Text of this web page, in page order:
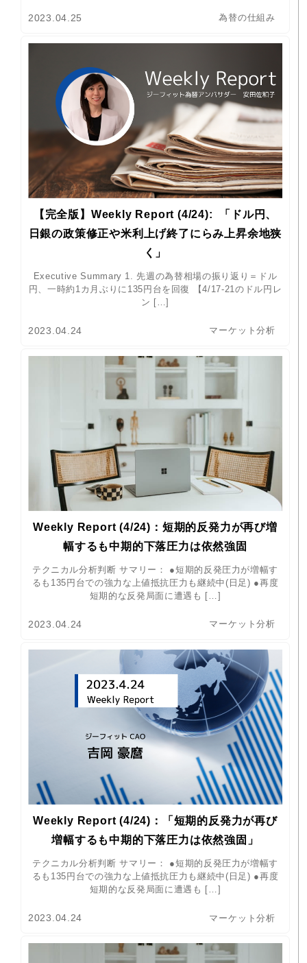
2023.04.25 為替の仕組み
【完全版】Weekly Report (4/24): 「ドル円、
日銀の政策修正や米利上げ終了にらみ上昇余地狭
く」
Executive Summary 1. 先週の為替相場の振り返り＝ドル
円、一時約1カ月ぶりに135円台を回復 【4/17-21のドル円レ
ン […]
2023.04.24 マーケット分析
Weekly Report (4/24)：短期的反発力が再び増
幅するも中期的下落圧力は依然強固
テクニカル分析判断 サマリー： ●短期的反発圧力が増幅す
るも135円台での強力な上値抵抗圧力も継続中(日足) ●再度
短期的な反発局面に遭遇も […]
2023.04.24 マーケット分析
Weekly Report (4/24)：「短期的反発力が再び
増幅するも中期的下落圧力は依然強固」
テクニカル分析判断 サマリー： ●短期的反発圧力が増幅す
るも135円台での強力な上値抵抗圧力も継続中(日足) ●再度
短期的な反発局面に遭遇も […]
2023.04.24 マーケット分析